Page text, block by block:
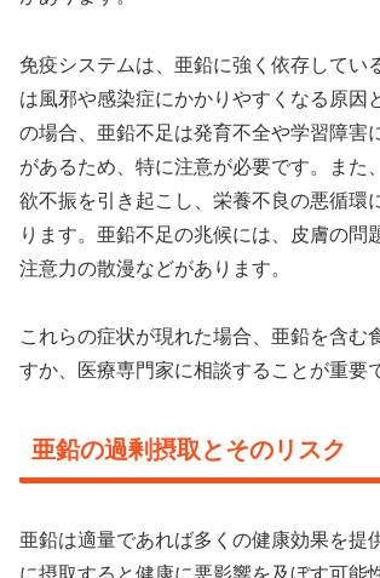
免疫システムは、亜鉛に強く依存してい
は風邪や感染症にかかりやすくなる原因
の場合、亜鉛不足は発育不全や学習障害
があるため、特に注意が必要です。また
欲不振を引き起こし、栄養不良の悪循環
ります。亜鉛不足の兆候には、皮膚の問
注意力の散漫などがあります。
これらの症状が現れた場合、亜鉛を含む
すか、医療専門家に相談することが重要
亜鉛の過剰摂取とそのリスク
亜鉛は適量であれば多くの健康効果を提
に摂取すると健康に悪影響を及ぼす可能